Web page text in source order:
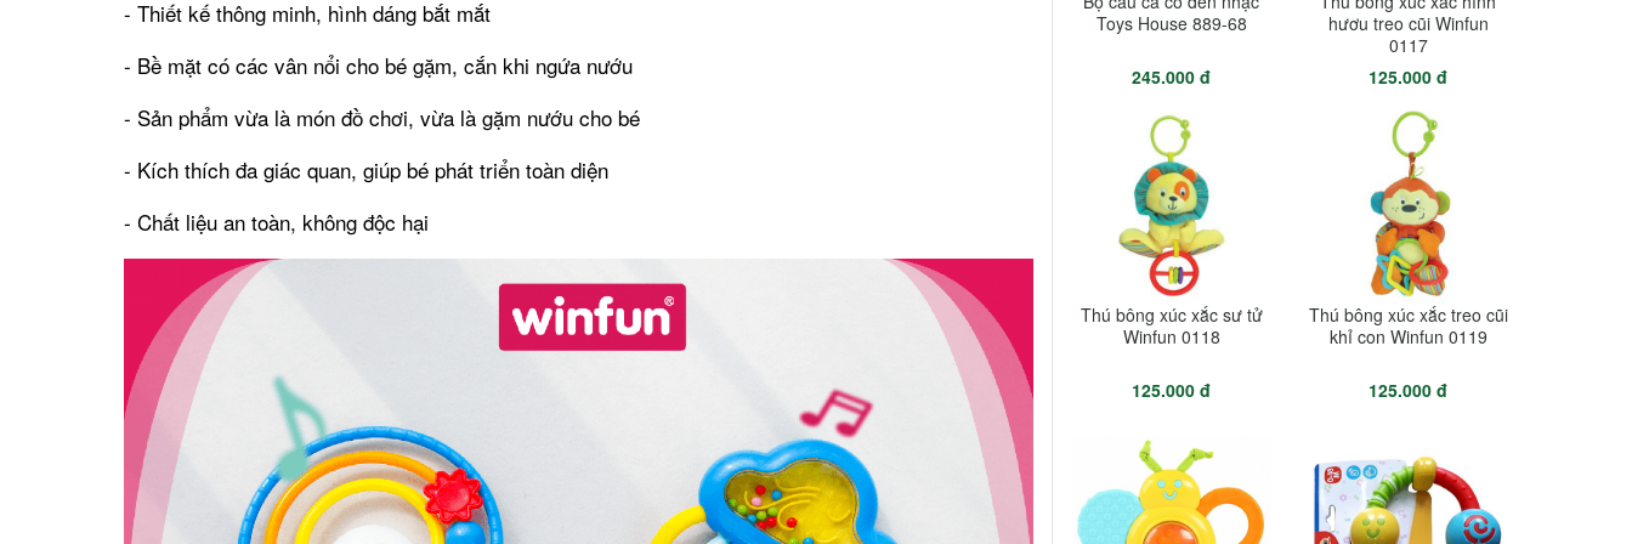
- Thiết kế thông minh, hình dáng bắt mắt
- Bề mặt có các vân nổi cho bé gặm, cắn khi ngứa nướu
- Sản phẩm vừa là món đồ chơi, vừa là gặm nướu cho bé
- Kích thích đa giác quan, giúp bé phát triển toàn diện
- Chất liệu an toàn, không độc hại
Toys House 889-68
245.000 đ
hươu treo cũi Winfun
0117
125.000 đ
Thú bông xúc xắc sư tử
Winfun 0118
125.000 đ
Thú bông xúc xắc treo cũi
khỉ con Winfun 0119
125.000 đ